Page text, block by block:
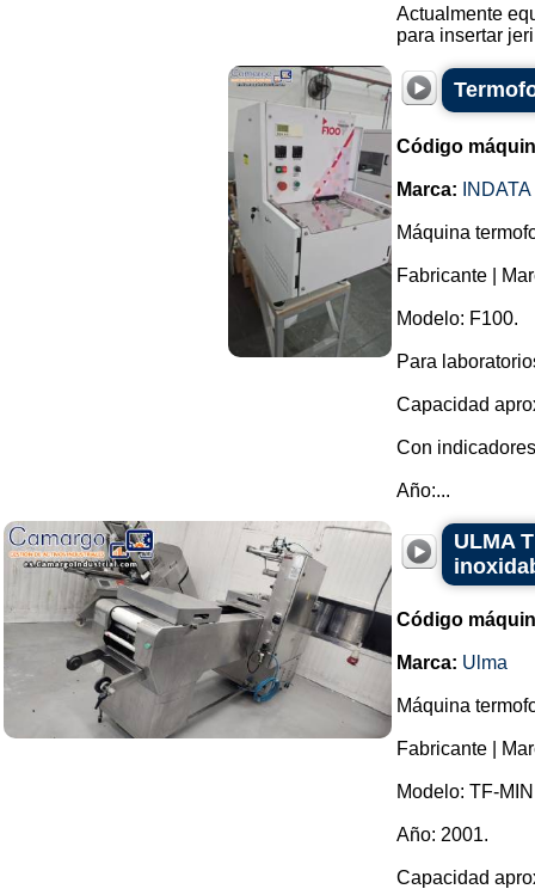
Actualmente
para insertar
Código
Marca: INDATA
Máquina
Fabricante |
Modelo: F100.
Para
Capacidad
Con
Año:...
ULMA
Código
Marca: Ulma
Máquina
Fabricante |
Modelo: TF-
Año: 2001.
Capacidad